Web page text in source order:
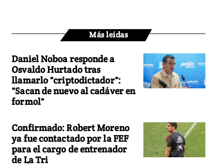
Más leídas
Daniel Noboa responde a
Osvaldo Hurtado tras
llamarlo "criptodictador":
"Sacan de nuevo al cadáver en
formol"
Confirmado: Robert Moreno
ya fue contactado por la FEF
para el cargo de entrenador
de La Tri